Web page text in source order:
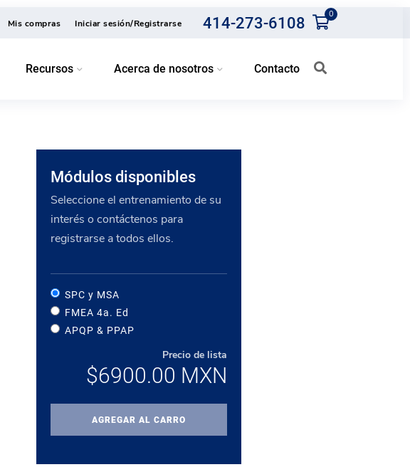
Mis compras Iniciar sesión/Registrarse 414-273-6108 0
Recursos Acerca de nosotros Contacto
Módulos disponibles
Seleccione el entrenamiento de su
interés o contáctenos para
registrarse a todos ellos.
SPC y MSA
FMEA 4a. Ed
APQP & PPAP
Precio de lista
$6900.00 MXN
AGREGAR AL CARRO